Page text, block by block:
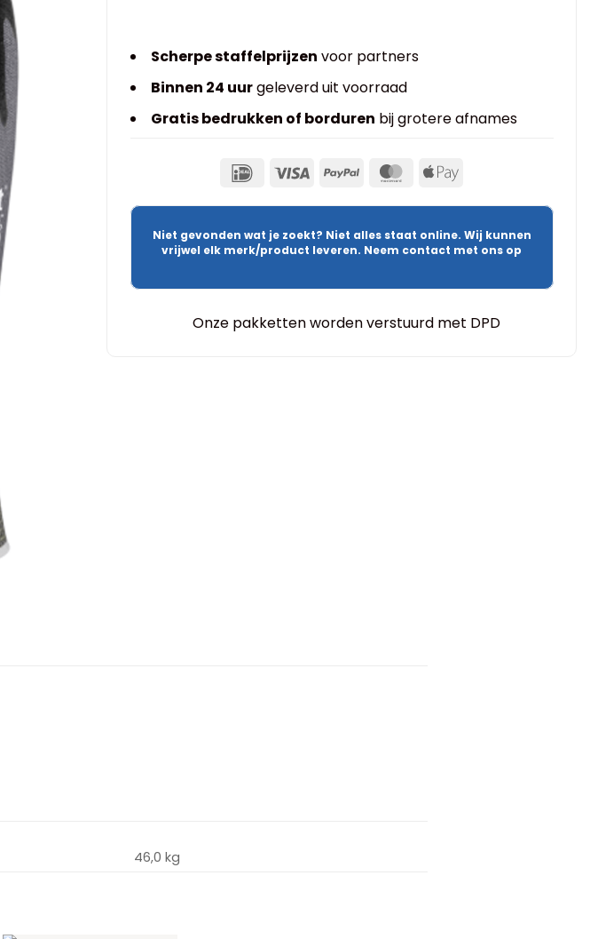
Scherpe staffelprijzen voor partners
Binnen 24 uurgeleverd uit voorraad
Gratis bedrukken of borduren bij grotere afnames
Niet gevonden wat je zoekt? Niet alles staat online. Wij kunnen
vrijwel elk merk/product leveren. Neem contact met ons op
Onze pakketten worden verstuurd met DPD
46,0 kg